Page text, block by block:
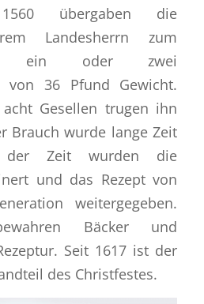
übergaben die
Landesherrn zum
ein oder zwei
von 36 Pfund Gewicht.
Gesellen trugen ihn
Brauch wurde lange Zeit
der Zeit wurden die
und das Rezept von
weitergegeben.
Bäcker und
Seit 1617 ist der
des Christfestes.